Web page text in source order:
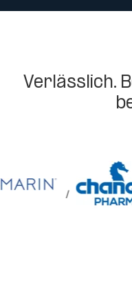
Verlässlich.